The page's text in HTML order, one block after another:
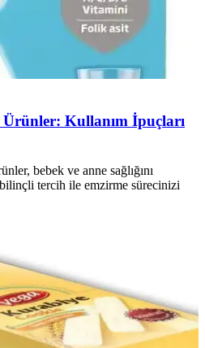
Ürünler: Kullanım İpuçları
bebek ve anne sağlığını
tercih ile emzirme sürecinizi